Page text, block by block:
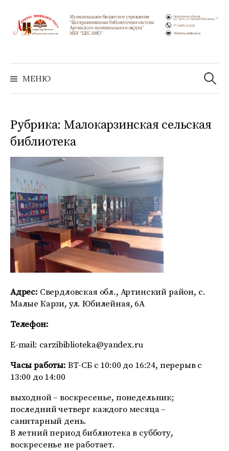
содержимому
МЕНЮ
Найти:
Рубрика: Малокарзинская сельская
библиотека
Адрес: Свердловская обл., Артинский район, с.
Малые Карзи, ул. Юбилейная, 6А
Телефон:
E-mail: carzibiblioteka@yandex.ru
Часы работы: ВТ-СБ с 10:00 до 16:24, перерыв с
13:00 до 14:00
выходной – воскресенье, понедельник;
последний четверг каждого месяца –
санитарный день.
В летний период библиотека в субботу,
воскресенье не работает.